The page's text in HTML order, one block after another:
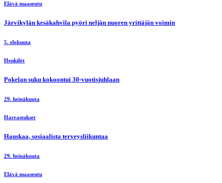
Elävä maaseutu
Järvikylän kesäkahvila pyöri neljän nuoren yrittäjän voimin
5. elokuuta
Henkilöt
Pokelan suku kokoontui 30-vuotisjuhlaan
29. heinäkuuta
Harrastukset
Hauskaa, sosiaalista terveysliikuntaa
29. heinäkuuta
Elävä maaseutu